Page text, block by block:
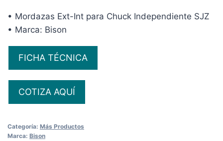
• Mordazas Ext-Int para Chuck Independiente SJZ
• Marca: Bison
FICHA TÉCNICA
COTIZA AQUÍ
Categoría: Más Productos
Marca: Bison